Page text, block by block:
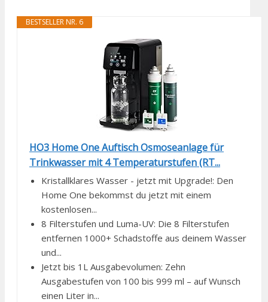
BESTSELLER NR. 6
HO3 Home One Auftisch Osmoseanlage für
Trinkwasser mit 4 Temperaturstufen (RT...
Kristallklares Wasser - jetzt mit Upgrade!: Den
Home One bekommst du jetzt mit einem
kostenlosen...
8 Filterstufen und Luma-UV: Die 8 Filterstufen
entfernen 1000+ Schadstoffe aus deinem Wasser
und...
Jetzt bis 1L Ausgabevolumen: Zehn
Ausgabestufen von 100 bis 999 ml – auf Wunsch
einen Liter in...